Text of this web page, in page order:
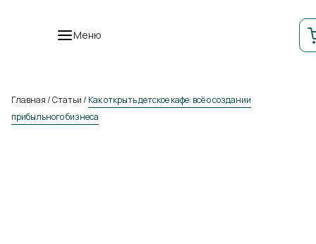
Меню
Главная/Статьи/ Как открыть детское кафе: всё о создании
прибыльного бизнеса